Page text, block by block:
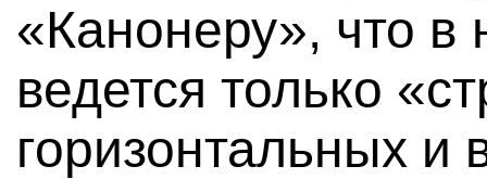
«Канонеру», что
ведется только
горизонтальных и